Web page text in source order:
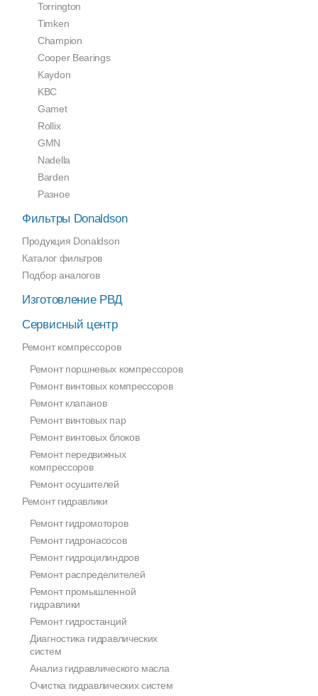
Torrington
Timken
Champion
Cooper Bearings
Kaydon
KBC
Gamet
Rollix
GMN
Nadella
Barden
Разное
Фильтры Donaldson
Продукция Donaldson
Каталог фильтров
Подбор аналогов
Изготовление РВД
Сервисный центр
Ремонт компрессоров
Ремонт поршневых компрессоров
Ремонт винтовых компрессоров
Ремонт клапанов
Ремонт винтовых пар
Ремонт винтовых блоков
Ремонт передвижных
компрессоров
Ремонт осушителей
Ремонт гидравлики
Ремонт гидромоторов
Ремонт гидронасосов
Ремонт гидроцилиндров
Ремонт распределителей
Ремонт промышленной
гидравлики
Ремонт гидростанций
Диагностика гидравлических
систем
Анализ гидравлического масла
Очистка гидравлических систем